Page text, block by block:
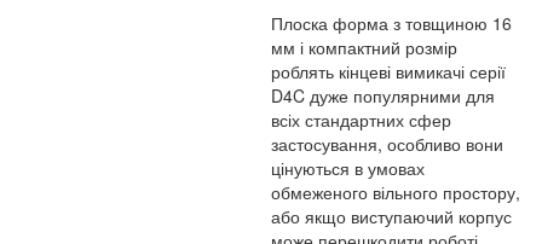
Плоска форма з товщиною 16
мм і компактний розмір
роблять кінцеві вимикачі серії
D4C дуже популярними для
всіх стандартних сфер
застосування, особливо вони
цінуються в умовах
обмеженого вільного простору,
або якщо виступаючий корпус